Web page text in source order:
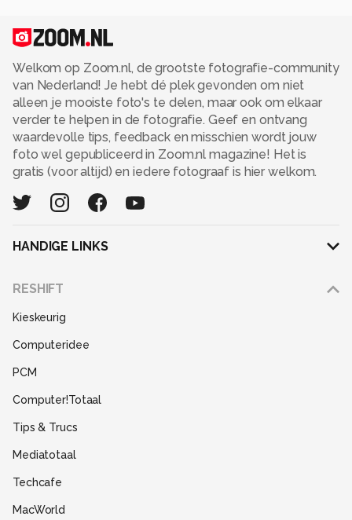
Welkom op Zoom.nl, de grootste fotografie-community
van Nederland! Je hebt dé plek gevonden om niet
alleen je mooiste foto's te delen, maar ook om elkaar
verder te helpen in de fotografie. Geef en ontvang
waardevolle tips, feedback en misschien wordt jouw
foto wel gepubliceerd in Zoom.nl magazine! Het is
gratis (voor altijd) en iedere fotograaf is hier welkom.
HANDIGE LINKS
RESHIFT
Kieskeurig
Computeridee
PCM
Computer!Totaal
Tips & Trucs
Mediatotaal
Techcafe
MacWorld